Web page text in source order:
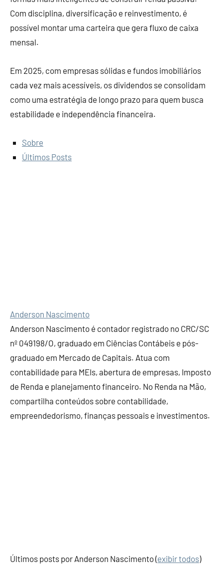
Com disciplina, diversificação e reinvestimento, é
possível montar uma carteira que gera fluxo de caixa
mensal.
Em 2025, com empresas sólidas e fundos imobiliários
cada vez mais acessíveis, os dividendos se consolidam
como uma estratégia de longo prazo para quem busca
estabilidade e independência financeira.
Sobre
Últimos Posts
Anderson Nascimento
Anderson Nascimento é contador registrado no CRC/SC
nº 049198/O, graduado em Ciências Contábeis e pós-
graduado em Mercado de Capitais. Atua com
contabilidade para MEIs, abertura de empresas, Imposto
de Renda e planejamento financeiro. No Renda na Mão,
compartilha conteúdos sobre contabilidade,
empreendedorismo, finanças pessoais e investimentos.
Últimos posts por Anderson Nascimento(exibir todos)